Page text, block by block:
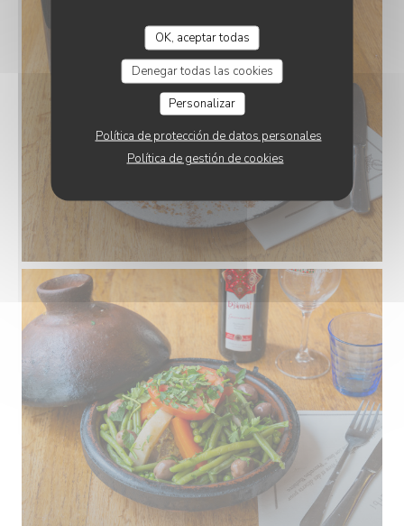
OK, aceptar todas
Denegar todas las cookies
Personalizar
Política de protección de datos personales
Política de gestión de cookies